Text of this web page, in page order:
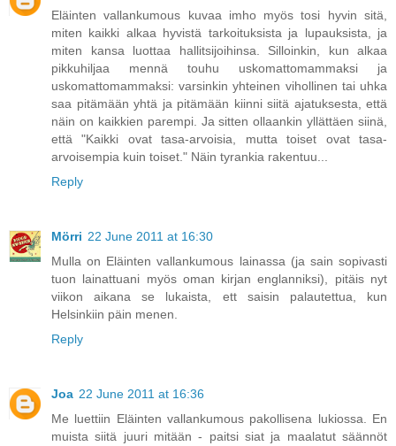
Eläinten vallankumous kuvaa imho myös tosi hyvin sitä,
miten kaikki alkaa hyvistä tarkoituksista ja lupauksista, ja
miten kansa luottaa hallitsijoihinsa. Silloinkin, kun alkaa
pikkuhiljaa mennä touhu uskomattomammaksi ja
uskomattomammaksi: varsinkin yhteinen vihollinen tai uhka
saa pitämään yhtä ja pitämään kiinni siitä ajatuksesta, että
näin on kaikkien parempi. Ja sitten ollaankin yllättäen siinä,
että "Kaikki ovat tasa-arvoisia, mutta toiset ovat tasa-
arvoisempia kuin toiset." Näin tyrankia rakentuu...
Reply
Mörri 22 June 2011 at 16:30
Mulla on Eläinten vallankumous lainassa (ja sain sopivasti
tuon lainattuani myös oman kirjan englanniksi), pitäis nyt
viikon aikana se lukaista, ett saisin palautettua, kun
Helsinkiin päin menen.
Reply
Joa 22 June 2011 at 16:36
Me luettiin Eläinten vallankumous pakollisena lukiossa. En
muista siitä juuri mitään - paitsi siat ja maalatut säännöt